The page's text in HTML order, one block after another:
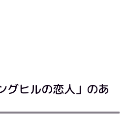
グヒルの恋人」のあ